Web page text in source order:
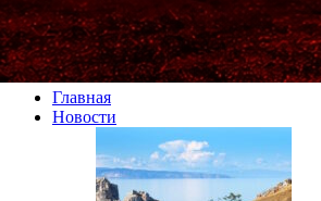
Главная
Новости